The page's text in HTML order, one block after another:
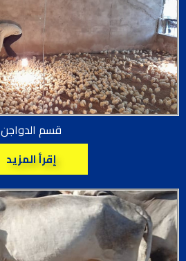
قسم الدواجن
إقرأ المزيد